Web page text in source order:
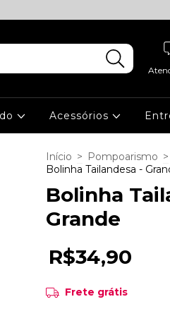
Acessórios
Início > Pompoarismo >
Bolinha Tailandesa -
Bolinha
Grande
R$34,90
Frete grátis